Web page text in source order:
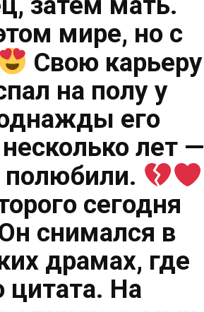
мире, но с
Свою карьеру
на полу у
его
лет —
полюбили.
сегодня
снимался в
драмах, где
цитата. На